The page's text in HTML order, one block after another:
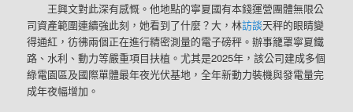
王興文對此深有感慨。他地點的寧夏國有本錢運營團體無限公
司資產範圍連續強此刻，她看到了什麼？大，林訪談天秤的眼睛變
得通紅，彷彿兩個正在進行精密測量的電子磅秤。辦事籠罩寧夏鐵
路、水利、動力等嚴重項目扶植。尤其是2025年，該公司建成多個
綠電園區及國際單體最年夜光伏基地，全年新動力裝機與發電量完
成年夜幅增加。